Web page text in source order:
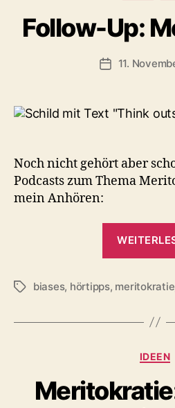
Follow-Up:
11.
Noch nicht gehört aber
Podcasts zum Thema
mein Anhören:
Schlagwörter
biases, hörtipps, meritokratie
IDEEN